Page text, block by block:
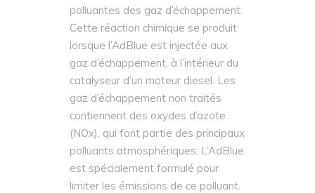
polluantes des gaz d’échappement.
Cette réaction chimique se produit
lorsque l’AdBlue est injectée aux
gaz d’échappement, à l’intérieur du
catalyseur d’un moteur diesel. Les
gaz d’échappement non traités
contiennent des oxydes d’azote
(NOx), qui font partie des principaux
polluants atmosphériques. L’AdBlue
est spécialement formulé pour
limiter les émissions de ce polluant.